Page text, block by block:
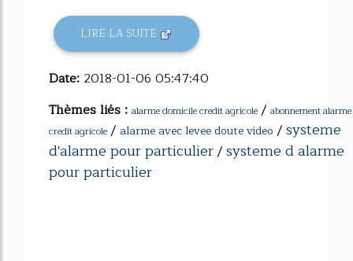
LIRE LA SUITE
Date: 2018-01-06 05:47:40
Thèmes liés : alarme domicile credit agricole / abonnement alarme
credit agricole / alarme avec levee doute video /systeme
d'alarme pour particulier/systeme d alarme
pour particulier